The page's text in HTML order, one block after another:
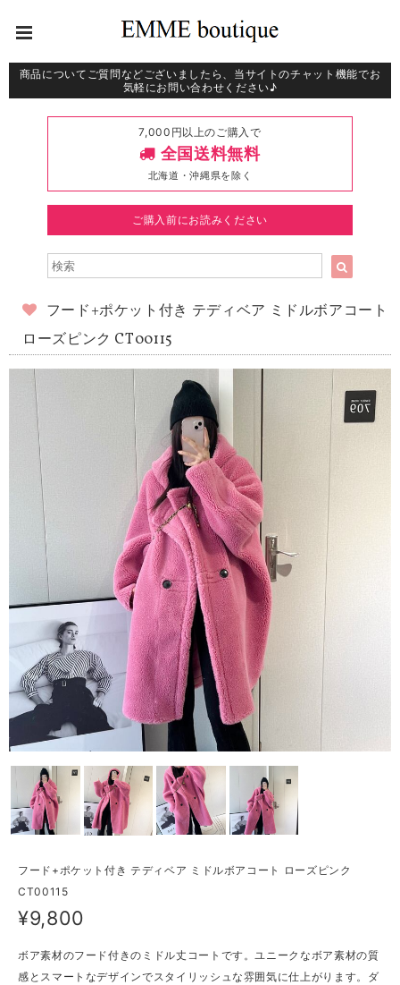
商品についてご質問などございましたら、当サイトのチャット機能でお
気軽にお問い合わせください♪
7,000円以上のご購入で
全国送料無料
北海道・沖縄県を除く
ご購入前にお読みください
フード+ポケット付き テディベア ミドルボアコート
ローズピンク CT00115
フード+ポケット付き テディベア ミドルボアコート ローズピンク
CT00115
¥9,800
ボア素材のフード付きのミドル丈コートです。ユニークなボア素材の質
感とスマートなデザインでスタイリッシュな雰囲気に仕上がります。ダ